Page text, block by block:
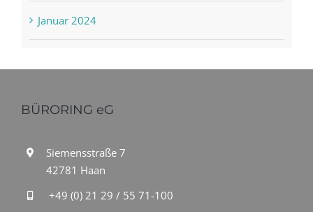
Januar 2024
BÜRORING eG
Siemensstraße 7
42781 Haan
+49 (0) 21 29 / 55 71-100